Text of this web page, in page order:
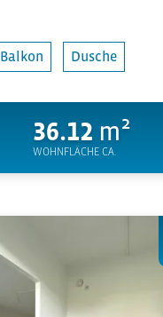
Balkon Dusche
36.12 m²
WOHNFLÄCHE CA.